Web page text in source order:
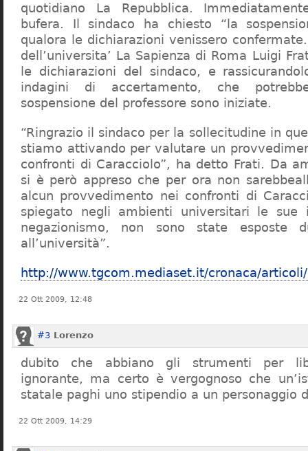
quotidiano La Repubblica.
bufera. Il sindaco ha chiesto “la
qualora le dichiarazioni venissero
dell’universita’ La Sapienza di Roma Luigi
le dichiarazioni del sindaco, e
indagini di accertamento, che
sospensione del professore sono iniziate.
“Ringrazio il sindaco per la sollecitudine in
stiamo attivando per valutare un
confronti di Caracciolo”, ha detto Frati. Da
si è però appreso che per ora non
alcun provvedimento nei confronti di
spiegato negli ambienti universitari le sue
negazionismo, non sono state esposte
all’università”.
http://www.tgcom.mediaset.it/cronaca/
22 Ott 2009, 12:48
#3 Lorenzo
dubito che abbiano gli strumenti per
ignorante, ma certo è vergognoso che
statale paghi uno stipendio a un personaggio
22 Ott 2009, 14:29